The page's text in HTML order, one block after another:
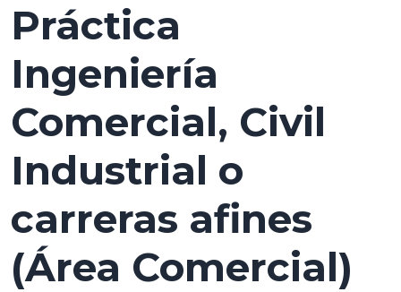
Práctica
Ingeniería
Comercial, Civil
Industrial o
carreras afines
(Área Comercial)